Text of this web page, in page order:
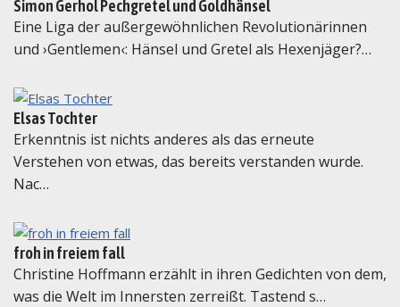
Simon Gerhol Pechgretel und Goldhänsel
Eine Liga der außergewöhnlichen Revolutionärinnen
und ›Gentlemen‹: Hänsel und Gretel als Hexenjäger?…
Elsas Tochter
Erkenntnis ist nichts anderes als das erneute
Verstehen von etwas, das bereits verstanden wurde.
Nac…
froh in freiem fall
Christine Hoffmann erzählt in ihren Gedichten von dem,
was die Welt im Innersten zerreißt. Tastend s…